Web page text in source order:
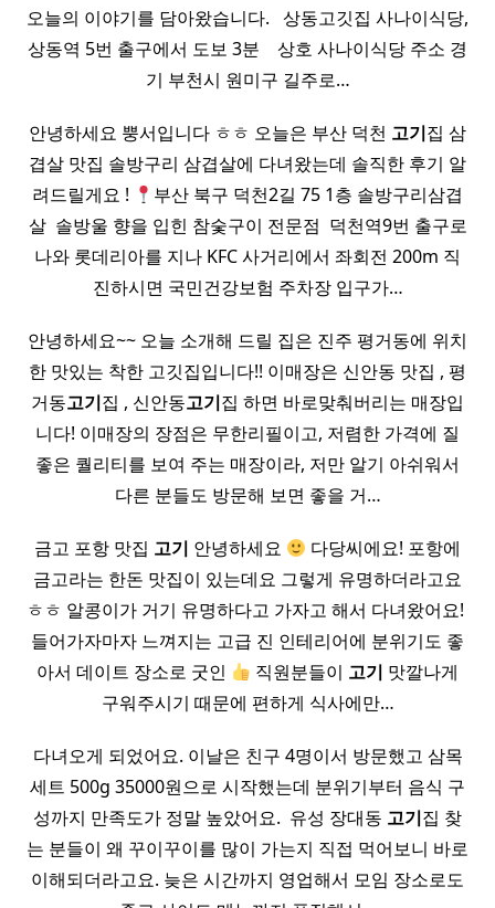
오늘의 이야기를 담아왔습니다. ​ ​ 상동고깃집 사나이식당,
상동역 5번 출구에서 도보 3분 ​ ​ ​ 상호 사나이식당 주소 경
기 부천시 원미구 길주로…
안녕하세요 뿡서입니다 ㅎㅎ 오늘은 부산 덕천 고기집 삼
겹살 맛집 솔방구리 삼겹살에 다녀왔는데 솔직한 후기 알
려드릴게요 !
부산 북구 덕천2길 75 1층 솔방구리삼겹
살 ​ 솔방울 향을 입힌 참숯구이 전문점 ​ 덕천역9번 출구로
나와 롯데리아를 지나 KFC 사거리에서 좌회전 200m 직
진하시면 국민건강보험 주차장 입구가…
안녕하세요~~ 오늘 소개해 드릴 집은 진주 평거동에 위치
한 맛있는 착한 고깃집입니다!! 이매장은 신안동 맛집 , 평
거동고기집 , 신안동고기집 하면 바로맞춰버리는 매장입
니다! 이매장의 장점은 무한리필이고, 저렴한 가격에 질
좋은 퀄리티를 보여 주는 매장이라, 저만 알기 아쉬워서
다른 분들도 방문해 보면 좋을 거…
금고 포항 맛집 고기 안녕하세요
다당씨에요! 포항에
금고라는 한돈 맛집이 있는데요 그렇게 유명하더라고요
ㅎㅎ 알콩이가 거기 유명하다고 가자고 해서 다녀왔어요! ​
들어가자마자 느껴지는 고급 진 인테리어에 분위기도 좋
아서 데이트 장소로 굿인
직원분들이 고기 맛깔나게
구워주시기 때문에 편하게 식사에만…
다녀오게 되었어요. 이날은 친구 4명이서 방문했고 삼목
세트 500g 35000원으로 시작했는데 분위기부터 음식 구
성까지 만족도가 정말 높았어요. ​ 유성 장대동 고기집 찾
는 분들이 왜 꾸이꾸이를 많이 가는지 직접 먹어보니 바로
이해되더라고요. 늦은 시간까지 영업해서 모임 장소로도